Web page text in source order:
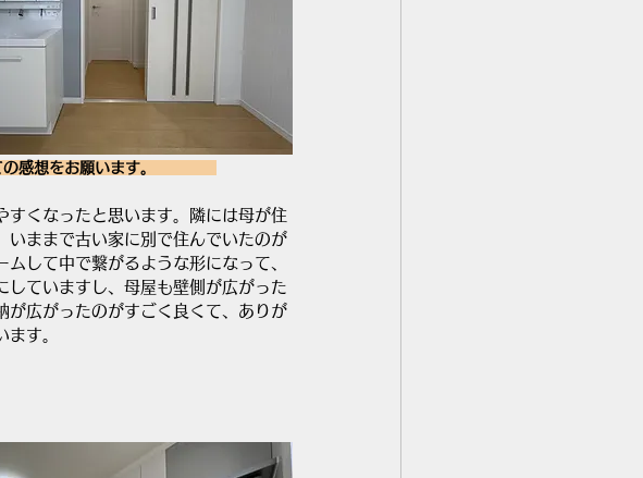
ての感想をお願います。
すくなったと思います。隣には母が住
いままで古い家に別で住んでいたのが
ムして中で繋がるような形になって、
していますし、母屋も壁側が広がった
が広がったのがすごく良くて、ありが
ます。